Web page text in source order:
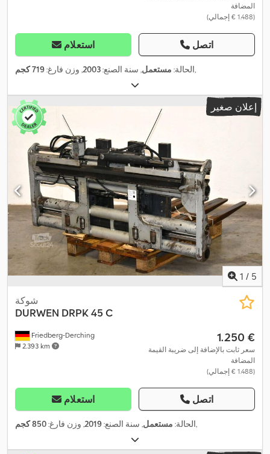
المضافة
(‏1.488 € إجمالي)
استعلام اتصل
الحالة: مستعمل, سنة الصنع:2003, وزن فارغ:719 كجم ,
إعلان صغير
1 / 5
Friedberg-Derching
2.393 km
شوكة
DURWEN DRPK 45 C
‏1.250 €
سعر ثابت بالإضافة إلى ضريبة القيمة
المضافة
(‏1.488 € إجمالي)
استعلام اتصل
الحالة: مستعمل, سنة الصنع:2019, وزن فارغ:850 كجم ,